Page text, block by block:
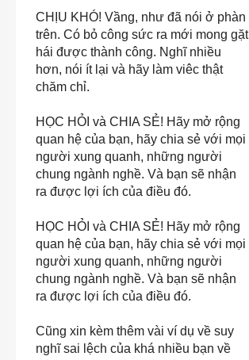
CHỊU KHÓ! Vầng, như đã nói ở phàn
trên. Có bỏ công sức ra mới mong gặt
hái được thành công. Nghĩ nhiều
hơn, nói ít lại và hãy làm viêc thật
chăm chỉ.
HỌC HỎI và CHIA SẺ! Hãy mở rộng
quan hệ của bạn, hãy chia sẻ với mọi
người xung quanh, những người
chung ngành nghề. Và bạn sẽ nhận
ra được lợi ích của điều đó.
HỌC HỎI và CHIA SẺ! Hãy mở rộng
quan hệ của bạn, hãy chia sẻ với mọi
người xung quanh, những người
chung ngành nghề. Và bạn sẽ nhận
ra được lợi ích của điều đó.
Cũng xin kèm thêm vài ví dụ về suy
nghĩ sai lệch của khá nhiều bạn về